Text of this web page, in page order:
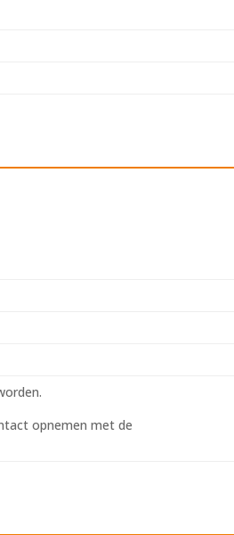
opnemen met de